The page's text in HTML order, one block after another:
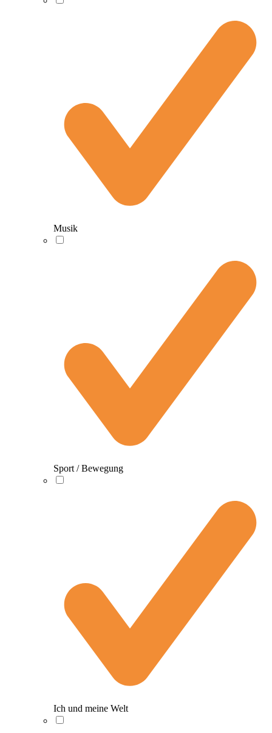
Musik
Sport / Bewegung
Ich und meine Welt